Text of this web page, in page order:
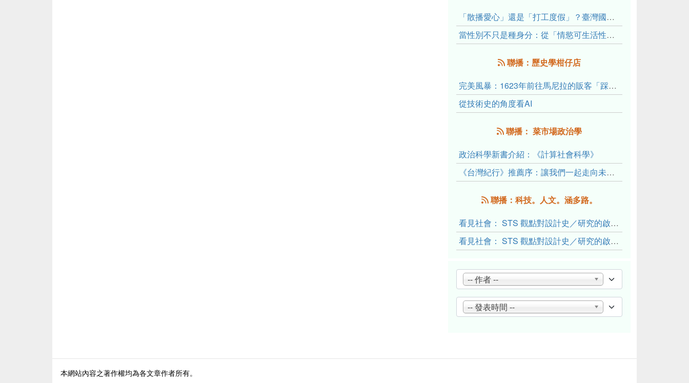
「散播愛心」還是「打工度假」？臺灣國內與跨國捐卵的利他修辭、金錢動機與身體代價
當性別不只是種身分：從「情慾可生活性」理解跨性別者的身體、慾望與認同探索
聯播：歷史學柑仔店
完美風暴：1623年前往馬尼拉的販客「踩線團」怎麼會困死於澎湖?
從技術史的角度看AI
聯播： 菜市場政治學
政治科學新書介紹：《計算社會科學》
《台灣紀行》推薦序：讓我們一起走向未來文明的備忘錄
聯播：科技。人文。涵多路。
看見社會： STS 觀點對設計史／研究的啟發與反思（下）
看見社會： STS 觀點對設計史／研究的啟發與反思（上）
-- 作者 --
-- 發表時間 --
本網站內容之著作權均為各文章作者所有。